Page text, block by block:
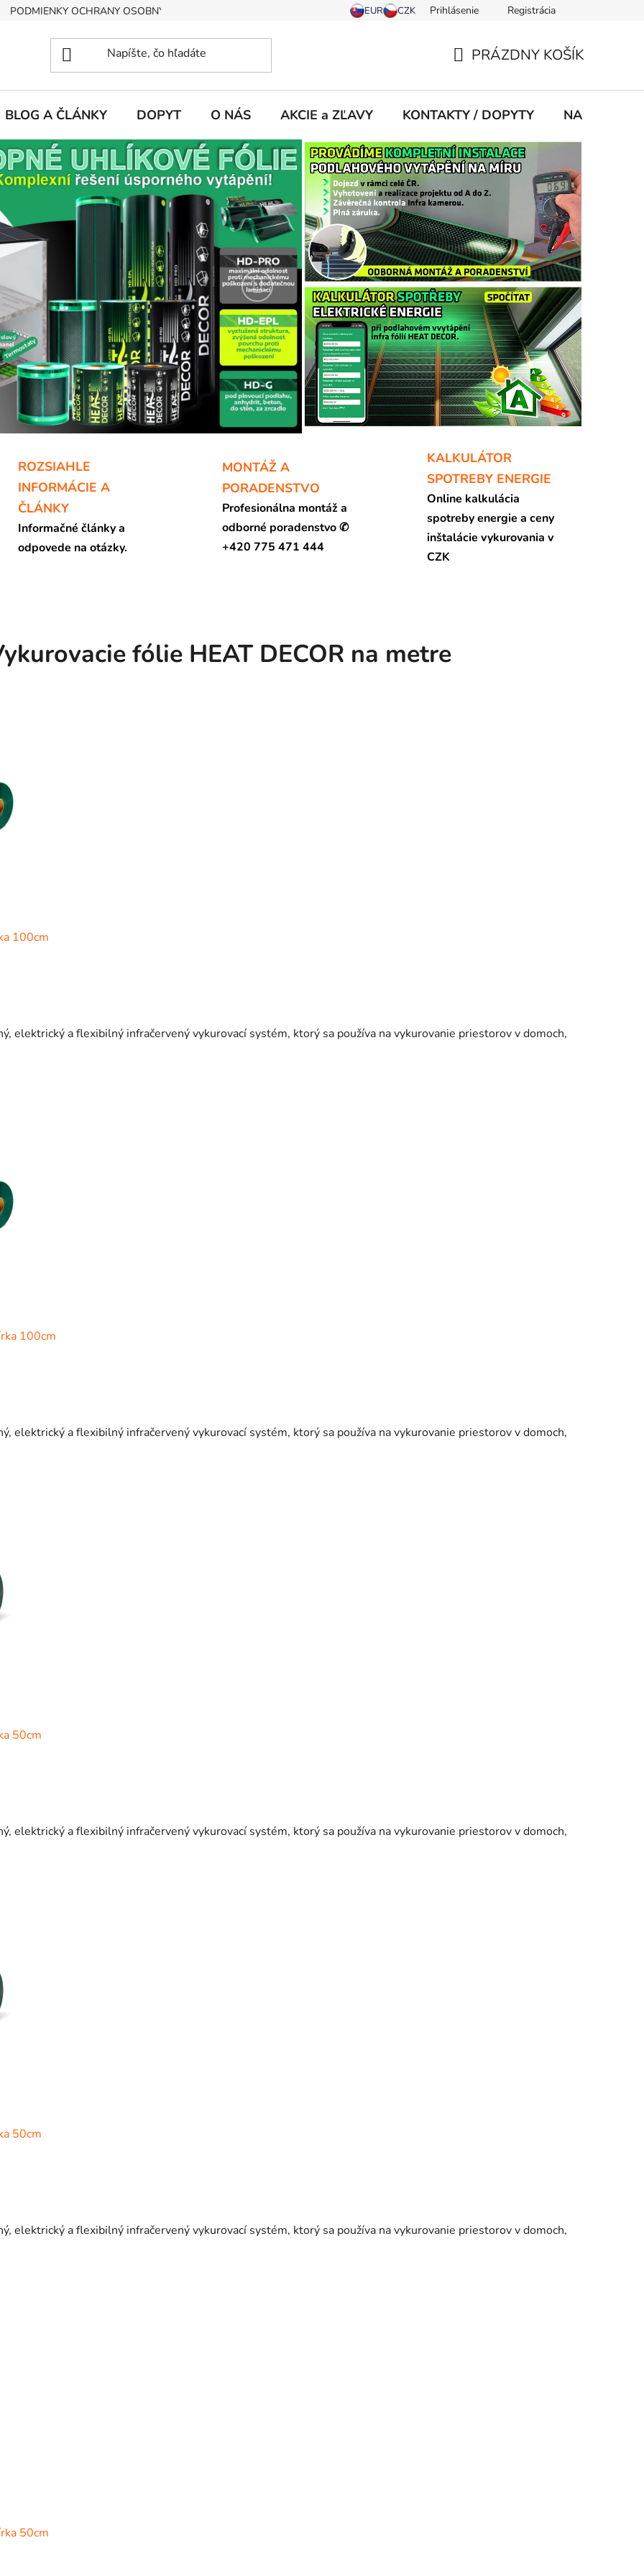
PODMIENKY OCHRANY OSOBNÝCH ÚDAJOV Prihlásenie Registrácia
KOŠÍK
PRÁZDNY KOŠÍK
BLOG A ČLÁNKY DOPYT O NÁS AKCIE a ZĽAVY KONTAKTY / DOPYTY NA
Nasledujúce
ROZSIAHLE
INFORMÁCIE A
ČLÁNKY
Informačné články a
odpovede na otázky.
MONTÁŽ A
PORADENSTVO
Profesionálna montáž a
odborné poradenstvo ✆
+420 775 471 444
KALKULÁTOR
SPOTREBY ENERGIE
Online kalkulácia
spotreby energie a ceny
inštalácie vykurovania v
CZK
fólie HEAT DECOR na metre
100cm
elektrický a flexibilný infračervený vykurovací systém, ktorý sa používa na vykurovanie priestorov v domoch,
100cm
elektrický a flexibilný infračervený vykurovací systém, ktorý sa používa na vykurovanie priestorov v domoch,
50cm
elektrický a flexibilný infračervený vykurovací systém, ktorý sa používa na vykurovanie priestorov v domoch,
50cm
elektrický a flexibilný infračervený vykurovací systém, ktorý sa používa na vykurovanie priestorov v domoch,
50cm